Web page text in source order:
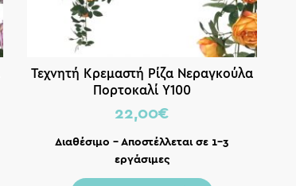
Τεχνητή Κρεμαστή Ρίζα Νεραγκούλα
Πορτοκαλί Υ100
22,00€
Διαθέσιμο – Αποστέλλεται σε 1-3
εργάσιμες